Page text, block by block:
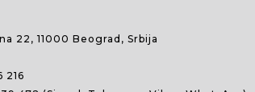
22, 11000 Beograd, Srbija
216